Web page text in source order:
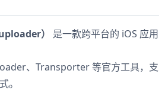
）
是一款跨平台的 iOS 应用
、Transporter 等官方工具，支
。